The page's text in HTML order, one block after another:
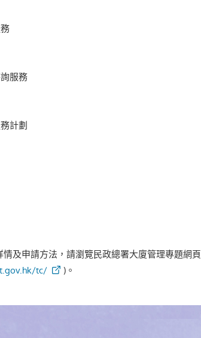
服務
計劃
及申請方法，請瀏覽民政總署大廈管理專題網頁
tc/ )。